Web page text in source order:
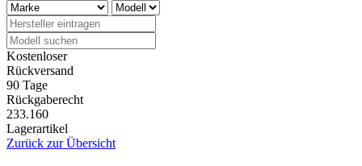
Kostenloser
Rückversand
90 Tage
Rückgaberecht
233.160
Lagerartikel
Zurück zur Übersicht